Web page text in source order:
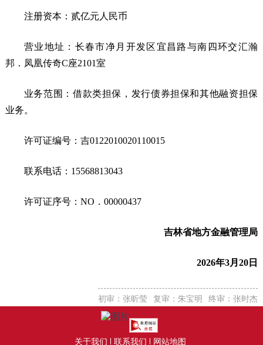
注册资本：贰亿元人民币
营业地址：长春市净月开发区宜昌路与南四环交汇瀚
邦．凤凰传奇C座2101室
业务范围：借款类担保，发行债券担保和其他融资担保
业务。
许可证编号：吉0122010020110015
联系电话：15568813043
许可证序号：NO．00000437
吉林省地方金融管理局
2026年3月20日
初审：张昕莹 复审：朱宝明 终审：张时杰
关于我们 联系我们 网站地图